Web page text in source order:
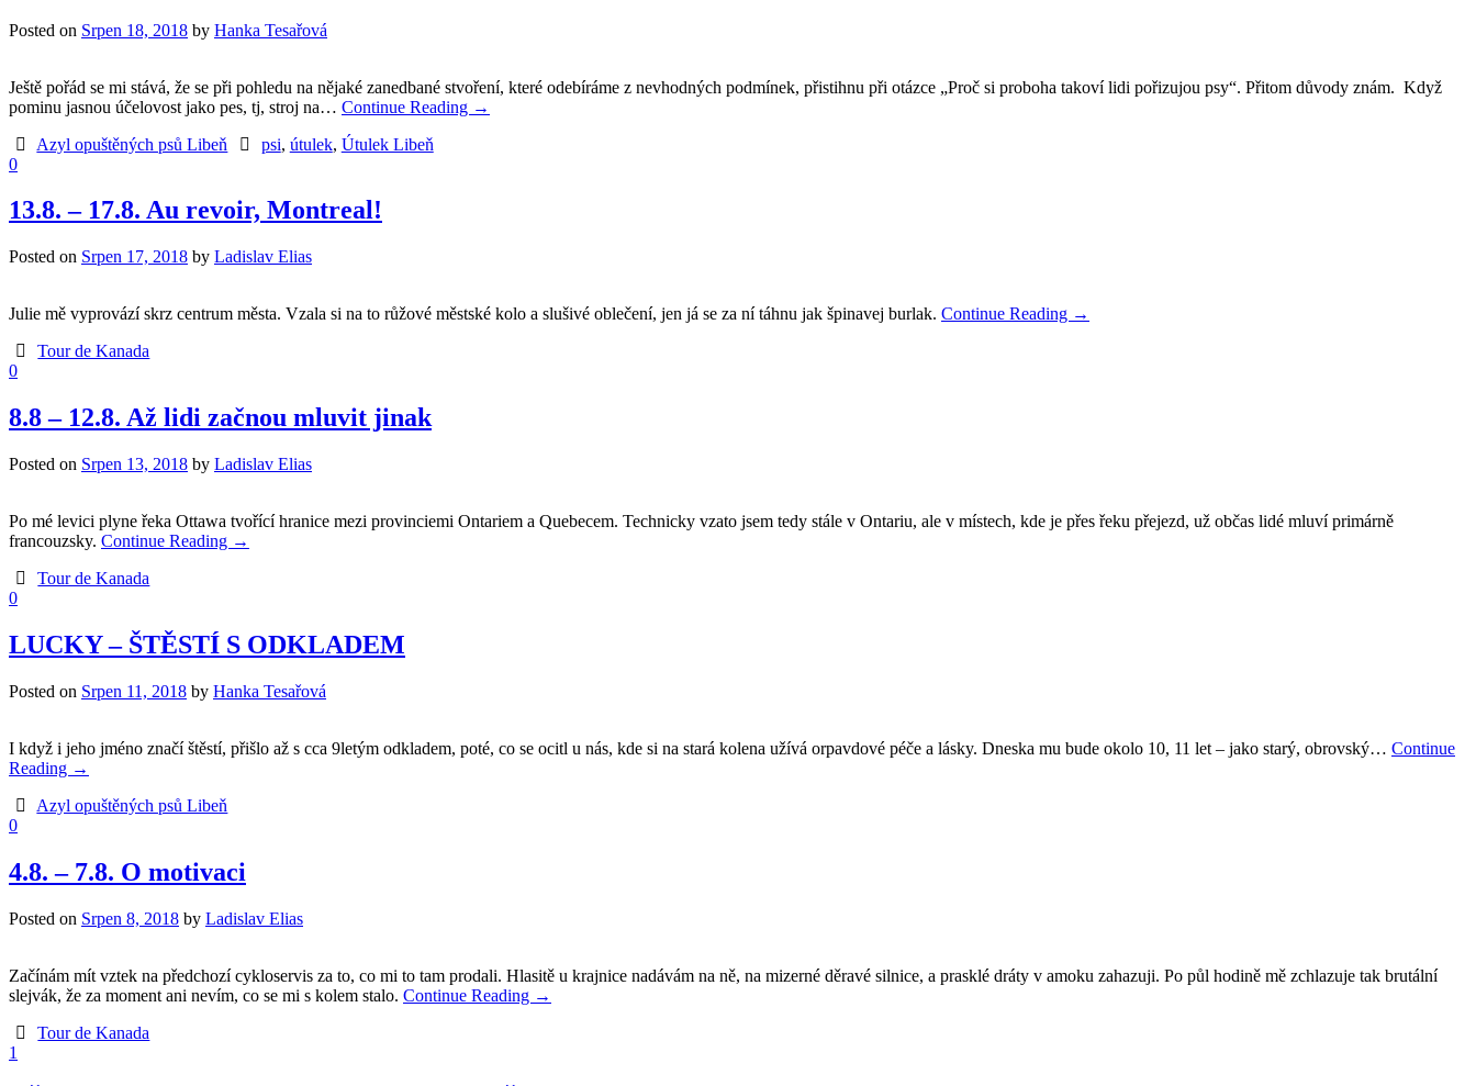
Posted on Srpen 18, 2018 by Hanka Tesařová
Ještě pořád se mi stává, že se při pohledu na nějaké zanedbané stvoření, které odebíráme z nevhodných podmínek, přistihnu při otázce „Proč si proboha takoví lidi pořizujou psy“. Přitom důvody znám. Když
pominu jasnou účelovost jako pes, tj, stroj na… Continue Reading →
Azyl opuštěných psů Libeň
psi, útulek, Útulek Libeň
0
13.8. – 17.8. Au revoir, Montreal!
Posted on Srpen 17, 2018 by Ladislav Elias
Julie mě vyprovází skrz centrum města. Vzala si na to růžové městské kolo a slušivé oblečení, jen já se za ní táhnu jak špinavej burlak. Continue Reading →
Tour de Kanada
0
8.8 – 12.8. Až lidi začnou mluvit jinak
Posted on Srpen 13, 2018 by Ladislav Elias
Po mé levici plyne řeka Ottawa tvořící hranice mezi provinciemi Ontariem a Quebecem. Technicky vzato jsem tedy stále v Ontariu, ale v místech, kde je přes řeku přejezd, už občas lidé mluví primárně
francouzsky. Continue Reading →
Tour de Kanada
0
LUCKY – ŠTĚSTÍ S ODKLADEM
Posted on Srpen 11, 2018 by Hanka Tesařová
I když i jeho jméno značí štěstí, přišlo až s cca 9letým odkladem, poté, co se ocitl u nás, kde si na stará kolena užívá orpavdové péče a lásky. Dneska mu bude okolo 10, 11 let – jako starý, obrovský… Continue
Reading →
Azyl opuštěných psů Libeň
0
4.8. – 7.8. O motivaci
Posted on Srpen 8, 2018 by Ladislav Elias
Začínám mít vztek na předchozí cykloservis za to, co mi to tam prodali. Hlasitě u krajnice nadávám na ně, na mizerné děravé silnice, a prasklé dráty v amoku zahazuji. Po půl hodině mě zchlazuje tak brutální
slejvák, že za moment ani nevím, co se mi s kolem stalo. Continue Reading →
Tour de Kanada
1